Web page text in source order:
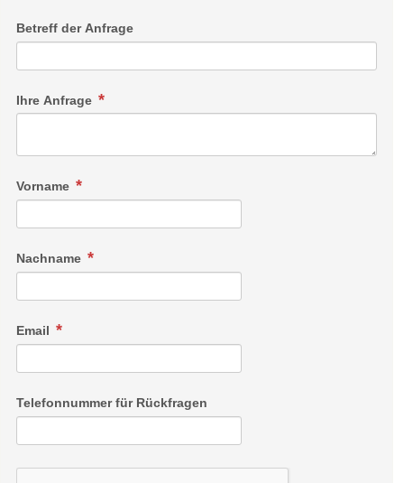
Betreff der Anfrage
Ihre Anfrage
Vorname
Nachname
Email
Telefonnummer für Rückfragen